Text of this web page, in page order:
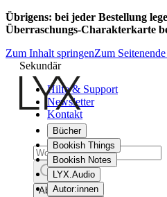
Übrigens: bei jeder Bestellung
Überraschungs-Charakterkarte
Zum Inhalt springenZum
Sekundär
Hilfe & Support
Newsletter
Kontakt
Bücher
Bookish Things
Bookish Notes
LYX.Audio
Autor:innen
Abbrechen